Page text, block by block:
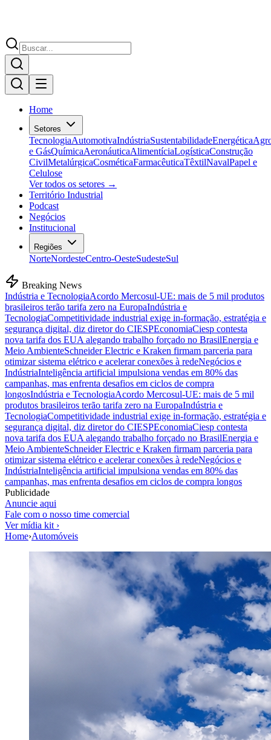
Home
Setores
TecnologiaAutomotivaIndústriaSustentabilidadeEnergética
e GásQuímicaAeronáuticaAlimentíciaLogísticaConstrução
CivilMetalúrgicaCosméticaFarmacêuticaTêxtilNavalPapel e
Celulose
Ver todos os setores →
Território Industrial
Podcast
Negócios
Institucional
Regiões
NorteNordesteCentro-OesteSudesteSul
Breaking News
Indústria e TecnologiaAcordo Mercosul-UE: mais de 5 mil produtos
brasileiros terão tarifa zero na EuropaIndústria e
TecnologiaCompetitividade industrial exige in-formação, estratégia e
segurança digital, diz diretor do CIESPEconomiaCiesp contesta
nova tarifa dos EUA alegando trabalho forçado no BrasilEnergia e
Meio AmbienteSchneider Electric e Kraken firmam parceria para
otimizar sistema elétrico e acelerar conexões à redeNegócios e
IndústriaInteligência artificial impulsiona vendas em 80% das
campanhas, mas enfrenta desafios em ciclos de compra
longosIndústria e TecnologiaAcordo Mercosul-UE: mais de 5 mil
produtos brasileiros terão tarifa zero na EuropaIndústria e
TecnologiaCompetitividade industrial exige in-formação, estratégia e
segurança digital, diz diretor do CIESPEconomiaCiesp contesta
nova tarifa dos EUA alegando trabalho forçado no BrasilEnergia e
Meio AmbienteSchneider Electric e Kraken firmam parceria para
otimizar sistema elétrico e acelerar conexões à redeNegócios e
IndústriaInteligência artificial impulsiona vendas em 80% das
campanhas, mas enfrenta desafios em ciclos de compra longos
Publicidade
Anuncie aqui
Fale com o nosso time comercial
Ver mídia kit ›
Home›Automóveis